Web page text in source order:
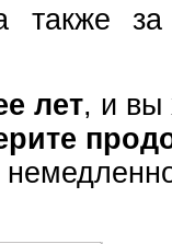
также
лет, и вы